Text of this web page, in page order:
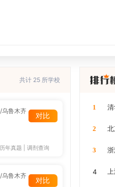
共计 25 所学校
乌鲁木齐
对比
历年真题 调剂查询
乌鲁木齐
对比
1
2
3
4